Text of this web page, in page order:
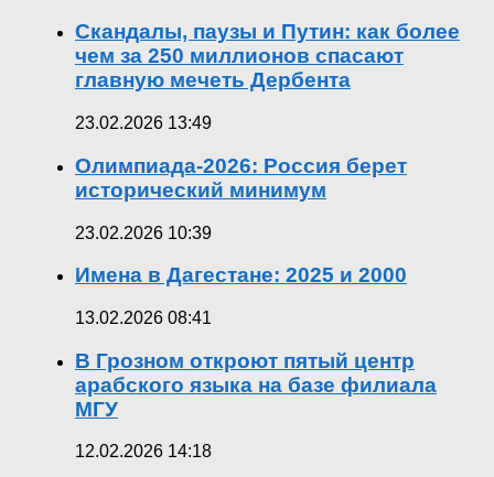
Скандалы, паузы и Путин: как более
чем за 250 миллионов спасают
главную мечеть Дербента
23.02.2026 13:49
Олимпиада-2026: Россия берет
исторический минимум
23.02.2026 10:39
Имена в Дагестане: 2025 и 2000
13.02.2026 08:41
В Грозном откроют пятый центр
арабского языка на базе филиала
МГУ
12.02.2026 14:18